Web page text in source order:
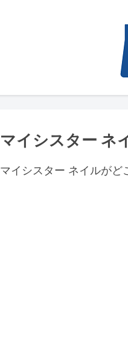
マイシスター ネ
マイシスター ネイルがど